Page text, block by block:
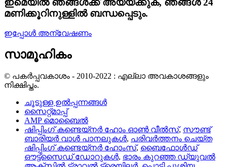
ഇമെയിൽ ഞങ്ങൾക്ക് അയയ്ക്കുക, ഞങ്ങൾ 24
മണിക്കൂറിനുള്ളിൽ ബന്ധപ്പെടും.
ഇപ്പോൾ അന്വേഷണം
സാമൂഹികം
© പകർപ്പവകാശം - 2010-2022 : എല്ലാ അവകാശങ്ങളും
നിക്ഷിപ്തം.
ചൂടുള്ള ഉൽപ്പന്നങ്ങൾ
സൈറ്റ്മാപ്പ്
AMP മൊബൈൽ
ഷിപ്പിംഗ് കണ്ടെയ്നർ ഹോം ഓൺ വീൽസ്, സൗണ്ട്
ബാരിയർ വാൾ പാനലുകൾ, പരിവർത്തനം ചെയ്ത
ഷിപ്പിംഗ് കണ്ടെയ്നർ ഹോംസ്, ബൈഫോൾഡ്
ഔട്ട്‌സൈഡ് ഡോറുകൾ, ഭാരം കുറഞ്ഞ ഡ്യുവൽ